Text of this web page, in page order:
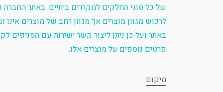
של כל סוגי החלקים למקררים ביתיים. באתר החברה
לרכוש מגוון מוצרים אך מגוון רחב של מוצרים אינו
באתר ועל כן ניתן ליצור קשר ישירות עם הסניפים
פרטים נוספים על מוצרים אלו.
מיקום